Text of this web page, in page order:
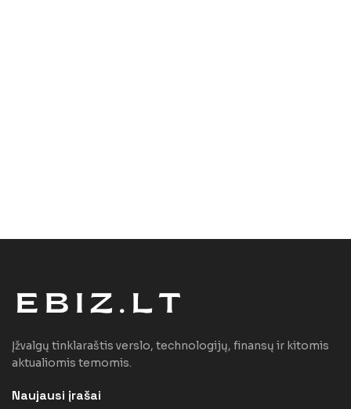
Įžvalgų tinklaraštis verslo, technologijų, finansų ir kitomis
aktualiomis temomis.
Naujausi įrašai